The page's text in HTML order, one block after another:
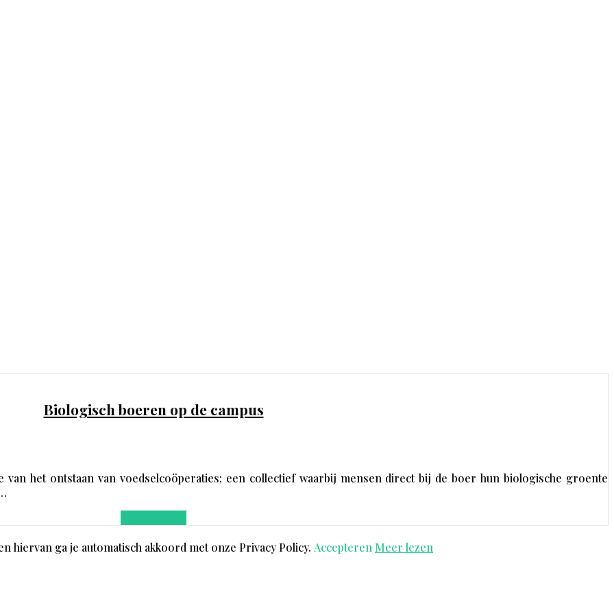
Biologisch boeren op de campus
het ontstaan van voedselcoöperaties; een collectief waarbij mensen direct bij de boer hun biologische groente
hiervan ga je automatisch akkoord met onze Privacy Policy. Accepteren Meer lezen